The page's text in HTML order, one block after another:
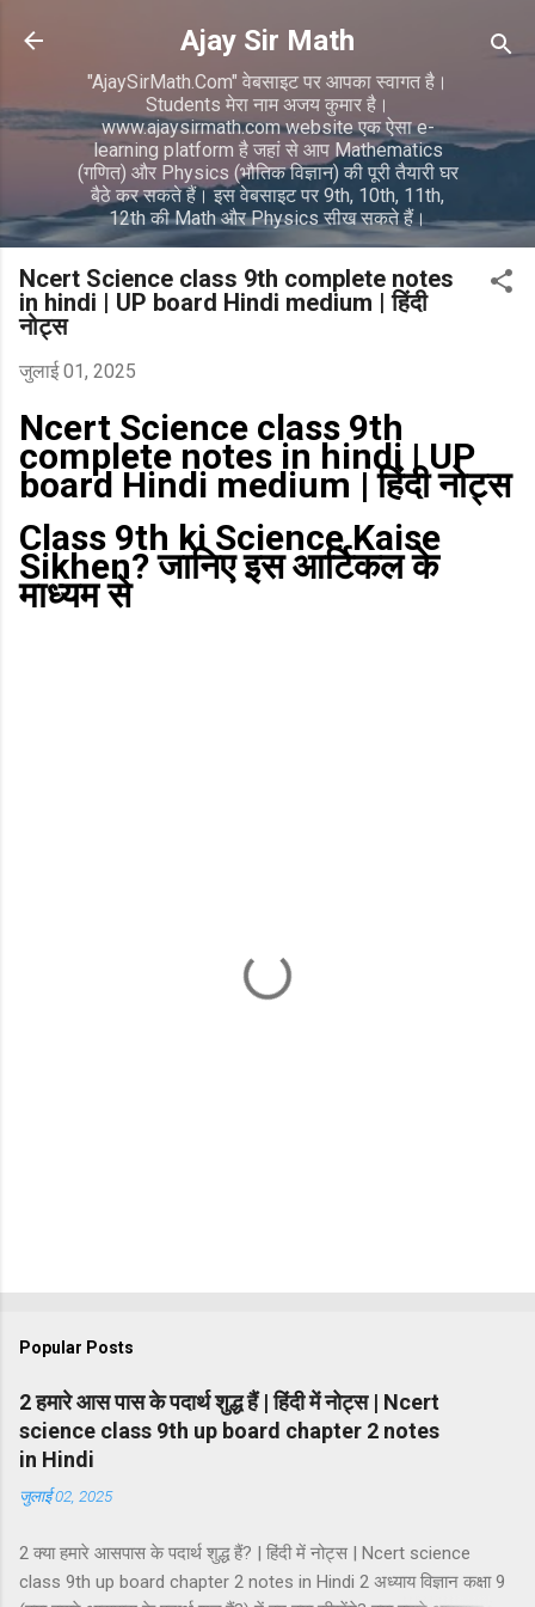
सीधे मुख्य सामग्री पर जाएं
Ajay Sir Math
"AjaySirMath.Com" वेबसाइट पर आपका स्वागत है।
Students मेरा नाम अजय कुमार है।
www.ajaysirmath.com website एक ऐसा e-
learning platform है जहां से आप Mathematics
(गणित) और Physics (भौतिक विज्ञान) की पूरी तैयारी घर
बैठे कर सकते हैं। इस वेबसाइट पर 9th, 10th, 11th,
12th की Math और Physics सीख सकते हैं।
Ncert Science class 9th complete notes
in hindi | UP board Hindi medium | हिंदी
नोट्स
जुलाई 01, 2025
Ncert Science class 9th
complete notes in hindi | UP
board Hindi medium | हिंदी नोट्स
Class 9th ki Science Kaise
Sikhen? जानिए इस आर्टिकल के
माध्यम से
Popular Posts
2 हमारे आस पास के पदार्थ शुद्ध हैं | हिंदी में नोट्स | Ncert
science class 9th up board chapter 2 notes
in Hindi
जुलाई 02, 2025
2 क्या हमारे आसपास के पदार्थ शुद्ध हैं? | हिंदी में नोट्स | Ncert science
class 9th up board chapter 2 notes in Hindi 2 अध्याय विज्ञान कक्षा 9